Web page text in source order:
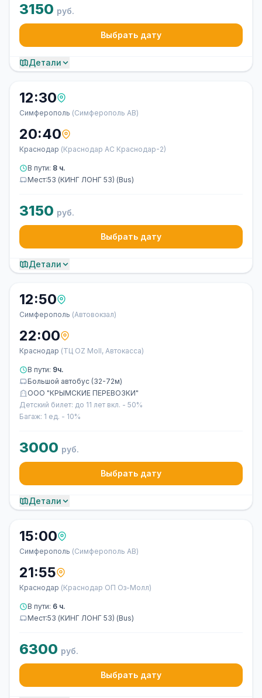
3150 руб.
Выбрать дату
Детали
12:30
Симферополь (Симферополь АВ)
20:40
Краснодар (Краснодар АС Краснодар-2)
В пути: 8 ч.
Мест:53 (КИНГ ЛОНГ 53) (Bus)
3150 руб.
Выбрать дату
Детали
12:50
Симферополь (Автовокзал)
22:00
Краснодар (ТЦ OZ Moll, Автокасса)
В пути: 9ч.
Большой автобус (32-72м)
ООО "КРЫМСКИЕ ПЕРЕВОЗКИ"
Детский билет: до 11 лет вкл. - 50%
Багаж: 1 ед. - 10%
3000 руб.
Выбрать дату
Детали
15:00
Симферополь (Симферополь АВ)
21:55
Краснодар (Краснодар ОП Оз-Молл)
В пути: 6 ч.
Мест:53 (КИНГ ЛОНГ 53) (Bus)
6300 руб.
Выбрать дату